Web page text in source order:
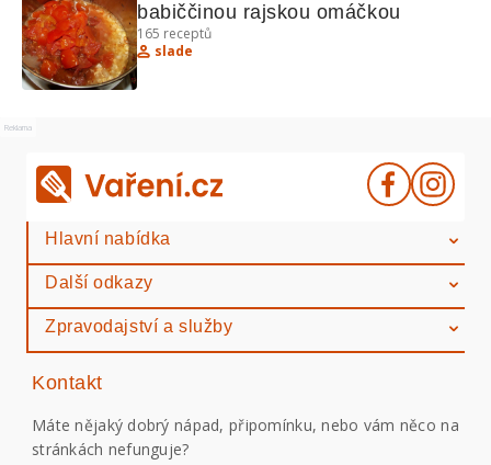
babiččinou rajskou omáčkou
165 receptů
slade
Reklama
Hlavní nabídka
Další odkazy
Zpravodajství a služby
Kontakt
Máte nějaký dobrý nápad, připomínku, nebo vám něco na
stránkách nefunguje?